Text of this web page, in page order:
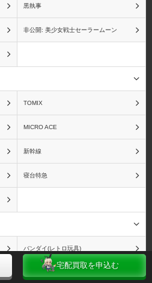
黒執事
非公開: 美少女戦士セーラームーン
TOMIX
MICRO ACE
新幹線
寝台特急
バンダイ(レトロ玩具)
ビリケン商会
宅配買取を申込む